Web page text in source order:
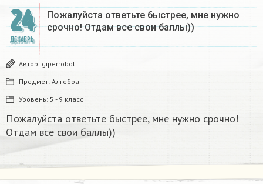
24
ДЕКАБРЬ
Пожалуйста ответьте быстрее, мне нужно
срочно! Отдам все свои баллы))
Автор: giperrobot
Предмет: Алгебра
Уровень: 5 - 9 класс
Пожалуйста ответьте быстрее, мне нужно срочно!
Отдам все свои баллы))